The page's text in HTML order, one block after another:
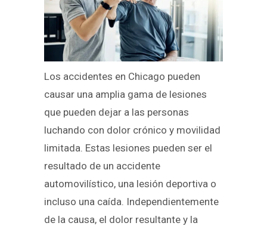
Los accidentes en Chicago pueden
causar una amplia gama de lesiones
que pueden dejar a las personas
luchando con dolor crónico y movilidad
limitada. Estas lesiones pueden ser el
resultado de un accidente
automovilístico, una lesión deportiva o
incluso una caída. Independientemente
de la causa, el dolor resultante y la